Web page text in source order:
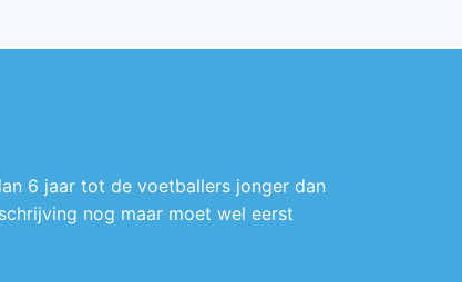
6 jaar tot de voetballers jonger dan
nog maar moet wel eerst